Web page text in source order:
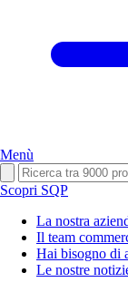
Menù
Scopri SQP
La nostra
Il team
Hai bisogno di
Le nostre